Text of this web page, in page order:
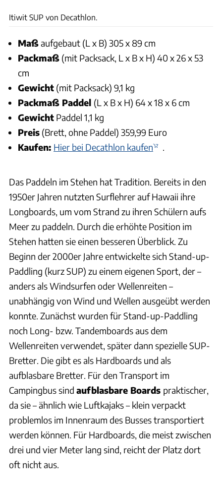
Itiwit SUP von Decathlon.
Maßaufgebaut (L x B) 305 x 89 cm
Packmaß (mit Packsack, L x B x H) 40 x 26 x 53
cm
Gewicht (mit Packsack) 9,1 kg
Packmaß Paddel (L x B x H) 64 x 18 x 6 cm
Gewicht Paddel 1,1 kg
Preis (Brett, ohne Paddel) 359,99 Euro
Kaufen: Hier bei Decathlon kaufen .
Das Paddeln im Stehen hat Tradition. Bereits in den
1950er Jahren nutzten Surflehrer auf Hawaii ihre
Longboards, um vom Strand zu ihren Schülern aufs
Meer zu paddeln. Durch die erhöhte Position im
Stehen hatten sie einen besseren Überblick. Zu
Beginn der 2000er Jahre entwickelte sich Stand-up-
Paddling (kurz SUP) zu einem eigenen Sport, der –
anders als Windsurfen oder Wellenreiten –
unabhängig von Wind und Wellen ausgeübt werden
konnte. Zunächst wurden für Stand-up-Paddling
noch Long- bzw. Tandemboards aus dem
Wellenreiten verwendet, später dann spezielle SUP-
Bretter. Die gibt es als Hardboards und als
aufblasbare Bretter. Für den Transport im
Campingbus sind aufblasbare Boards praktischer,
da sie – ähnlich wie Luftkajaks – klein verpackt
problemlos im Innenraum des Busses transportiert
werden können. Für Hardboards, die meist zwischen
drei und vier Meter lang sind, reicht der Platz dort
oft nicht aus.